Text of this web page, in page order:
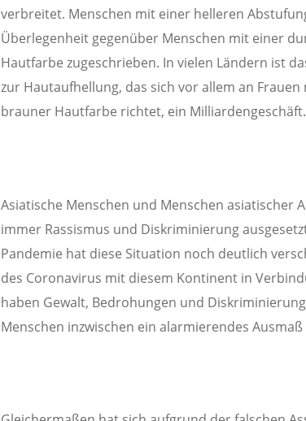
verbreitet. Menschen mit einer helleren
Überlegenheit gegenüber Menschen mit einer
Hautfarbe zugeschrieben. In vielen Ländern ist
zur Hautaufhellung, das sich vor allem an
brauner Hautfarbe richtet, ein Milliardengeschäft.
Asiatische Menschen und Menschen asiatischer
immer Rassismus und Diskriminierung
Pandemie hat diese Situation noch deutlich
des Coronavirus mit diesem Kontinent in
haben Gewalt, Bedrohungen und
Menschen inzwischen ein alarmierendes